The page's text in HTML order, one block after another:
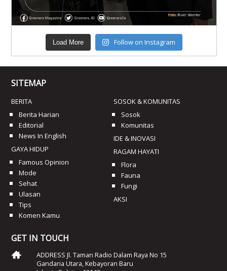
Load More Follow on Instagram
SITEMAP
BERITA
Berita Harian
Editorial
News In English
GAYA HIDUP
Famous Opinion
Mode
Sehat
Ulasan
Tips
Komen Kamu
SOSOK & KOMUNITAS
Sosok
Komunitas
IDE & INOVASI
RAGAM HAYATI
Flora
Fauna
Fungi
AKSI
GET IN TOUCH
ADDRESS Jl. Taman Radio Dalam Raya No 15
Gandaria Utara, Kebayoran Baru